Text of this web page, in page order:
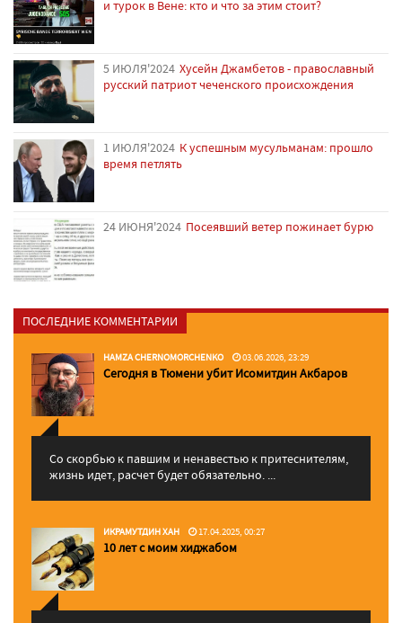
и турок в Вене: кто и что за этим стоит?
5 ИЮЛЯ'2024 Хусейн Джамбетов - православный
русский патриот чеченского происхождения
1 ИЮЛЯ'2024 К успешным мусульманам: прошло
время петлять
24 ИЮНЯ'2024 Посеявший ветер пожинает бурю
ПОСЛЕДНИЕ КОММЕНТАРИИ
HAMZA CHERNOMORCHENKO 03.06.2026, 23:29
Сегодня в Тюмени убит Исомитдин Акбаров
Со скорбью к павшим и ненавестью к притеснителям,
жизнь идет, расчет будет обязательно. ...
ИКРАМУТДИН ХАН 17.04.2025, 00:27
10 лет с моим хиджабом